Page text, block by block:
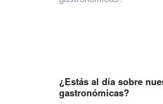
¿Estás al día sobre
gastronómicas?